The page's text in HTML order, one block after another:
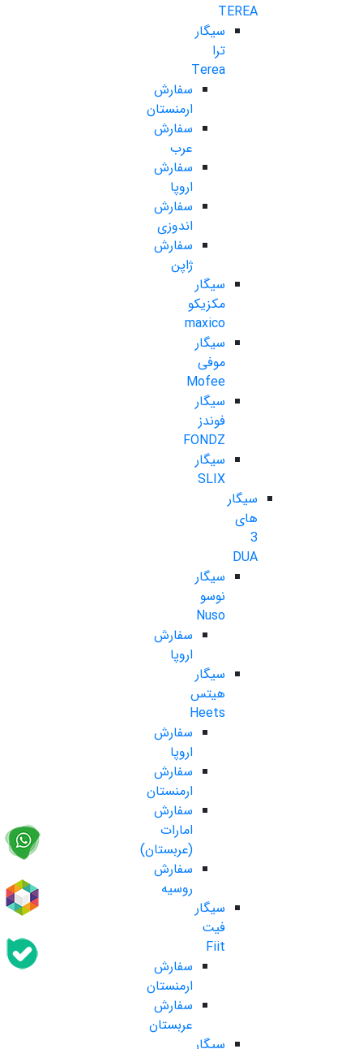
TEREA
سیگار
ترا
Terea
سفارش
ارمنستان
سفارش
عرب
سفارش
اروپا
سفارش
اندوزی
سفارش
ژاپن
سیگار
مکزیکو
maxico
سیگار
موفی
Mofee
سیگار
فوندز
FONDZ
سیگار
SLIX
سیگار
های
3
DUA
سیگار
نوسو
Nuso
سفارش
اروپا
سیگار
هیتس
Heets
سفارش
اروپا
سفارش
ارمنستان
سفارش
امارات
(عربستان)
سفارش
روسیه
سیگار
فیت
Fiit
سفارش
ارمنستان
سفارش
عربستان
سیگار